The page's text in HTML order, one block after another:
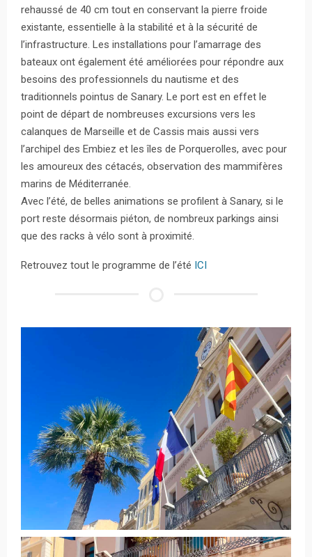
rehaussé de 40 cm tout en conservant la pierre froide
existante, essentielle à la stabilité et à la sécurité de
l’infrastructure. Les installations pour l’amarrage des
bateaux ont également été améliorées pour répondre aux
besoins des professionnels du nautisme et des
traditionnels pointus de Sanary. Le port est en effet le
point de départ de nombreuses excursions vers les
calanques de Marseille et de Cassis mais aussi vers
l’archipel des Embiez et les îles de Porquerolles, avec pour
les amoureux des cétacés, observation des mammifères
marins de Méditerranée.
Avec l’été, de belles animations se profilent à Sanary, si le
port reste désormais piéton, de nombreux parkings ainsi
que des racks à vélo sont à proximité.
Retrouvez tout le programme de l’été ICI